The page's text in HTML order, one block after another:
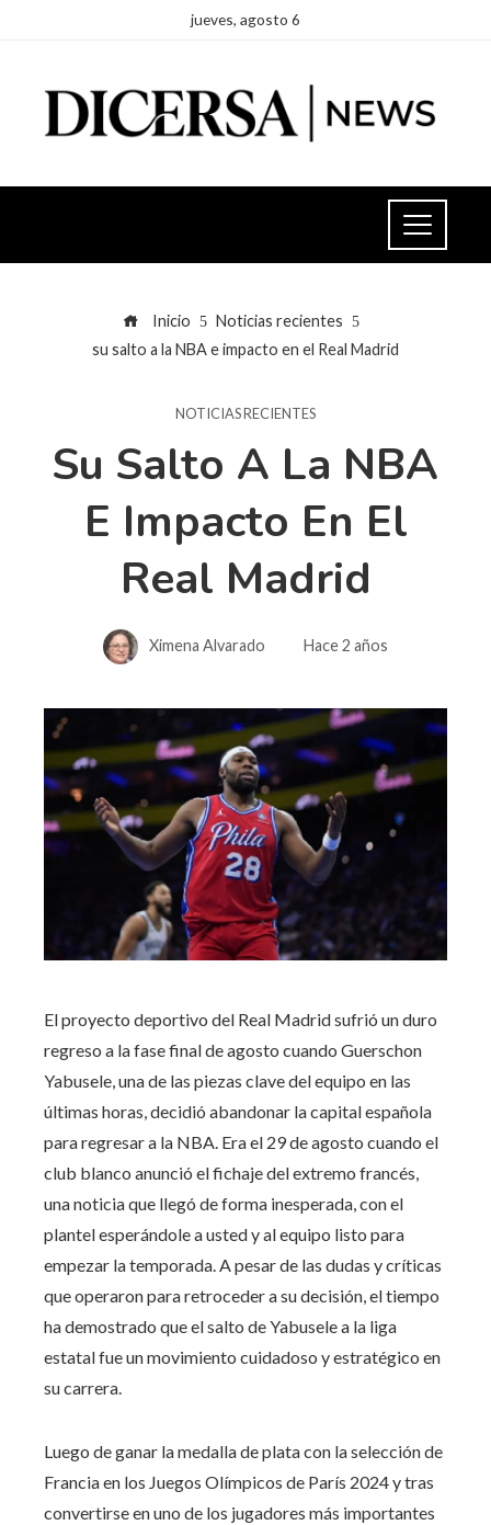
jueves, agosto 6
Inicio
Noticias recientes
su salto a la NBA e impacto en el Real Madrid
NOTICIAS RECIENTES
Su Salto A La NBA
E Impacto En El
Real Madrid
Ximena Alvarado Hace 2 años
El proyecto deportivo del Real Madrid sufrió un duro
regreso a la fase final de agosto cuando Guerschon
Yabusele, una de las piezas clave del equipo en las
últimas horas, decidió abandonar la capital española
para regresar a la NBA. Era el 29 de agosto cuando el
club blanco anunció el fichaje del extremo francés,
una noticia que llegó de forma inesperada, con el
plantel esperándole a usted y al equipo listo para
empezar la temporada. A pesar de las dudas y críticas
que operaron para retroceder a su decisión, el tiempo
ha demostrado que el salto de Yabusele a la liga
estatal fue un movimiento cuidadoso y estratégico en
su carrera.
Luego de ganar la medalla de plata con la selección de
Francia en los Juegos Olímpicos de París 2024 y tras
convertirse en uno de los jugadores más importantes